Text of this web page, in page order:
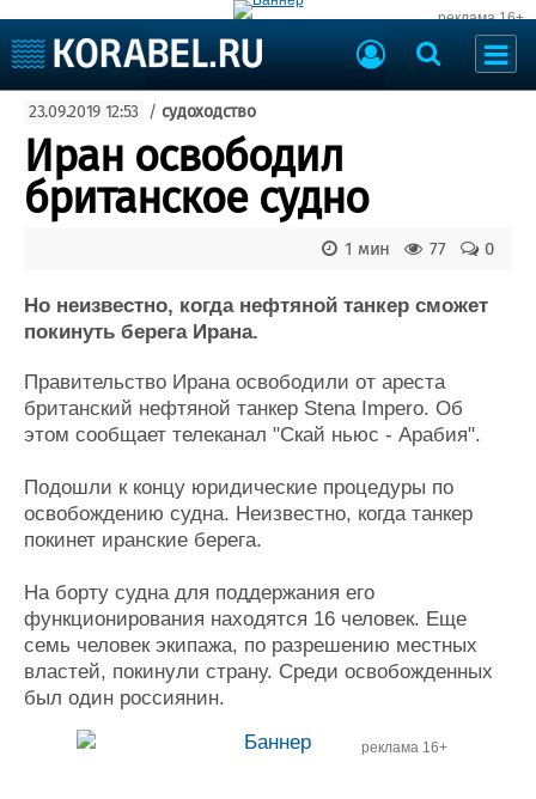
реклама 16+
Судоходство
Судоремонт
События
Пресс-релизы
Порты
Рыболовство
Еще
Пульс
Новости
Компании
Работа
Крюинг
Реклама
Доска объявлений
Продажа флота
Оборудование
Материалы
Услуги
Конференции
Выставки и семинары
Словарь
Флот
Галерея флота
Отзывы
23.09.2019 12:53 / судоходство
Иран освободил
британское судно
0
77
1 мин
Но неизвестно, когда нефтяной танкер сможет
покинуть берега Ирана.
Правительство Ирана освободили от ареста
британский нефтяной танкер Stena Impero. Об
этом сообщает телеканал "Скай ньюс - Арабия".
Подошли к концу юридические процедуры по
освобождению судна. Неизвестно, когда танкер
покинет иранские берега.
На борту судна для поддержания его
функционирования находятся 16 человек. Еще
семь человек экипажа, по разрешению местных
властей, покинули страну. Среди освобожденных
был один россиянин.
реклама 16+